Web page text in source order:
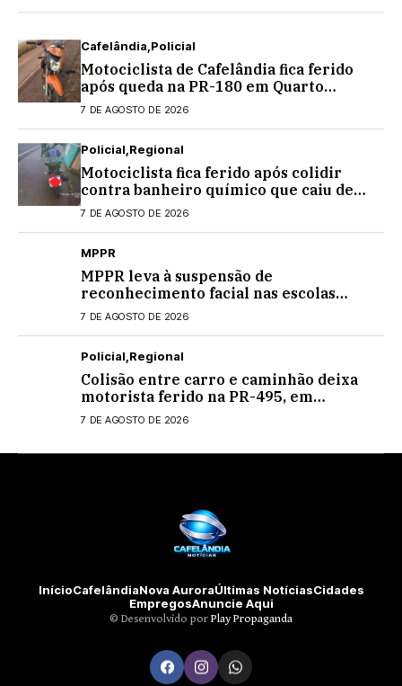
Cafelândia Policial
Motociclista de Cafelândia fica ferido
após queda na PR-180 em Quarto
Centenário
7 DE AGOSTO DE 2026
Policial Regional
Motociclista fica ferido após colidir
contra banheiro químico que caiu de
caminhão na PRC-467, em Cascavel
7 DE AGOSTO DE 2026
MPPR
MPPR leva à suspensão de
reconhecimento facial nas escolas
estaduais
7 DE AGOSTO DE 2026
Policial Regional
Colisão entre carro e caminhão deixa
motorista ferido na PR-495, em
Medianeira
7 DE AGOSTO DE 2026
InícioCafelândiaNova AuroraÚltimas NotíciasCidades
EmpregosAnuncie Aqui
©️ Desenvolvido por Play Propaganda